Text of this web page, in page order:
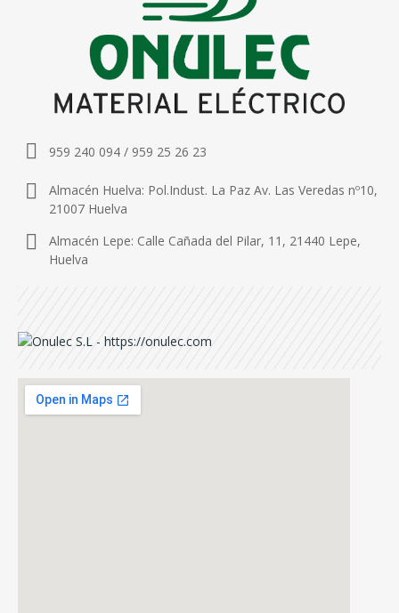
959 240 094 / 959 25 26 23
Almacén Huelva: Pol.Indust. La Paz Av. Las Veredas nº10,
21007 Huelva
Almacén Lepe: Calle Cañada del Pilar, 11, 21440 Lepe,
Huelva